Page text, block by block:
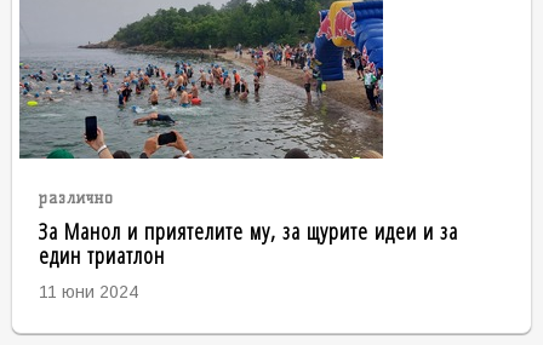
различно
За Манол и приятелите му, за щурите идеи и за
един триатлон
11 юни 2024